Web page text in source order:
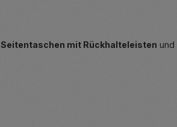
Seitentaschen mit Rückhalteleisten und